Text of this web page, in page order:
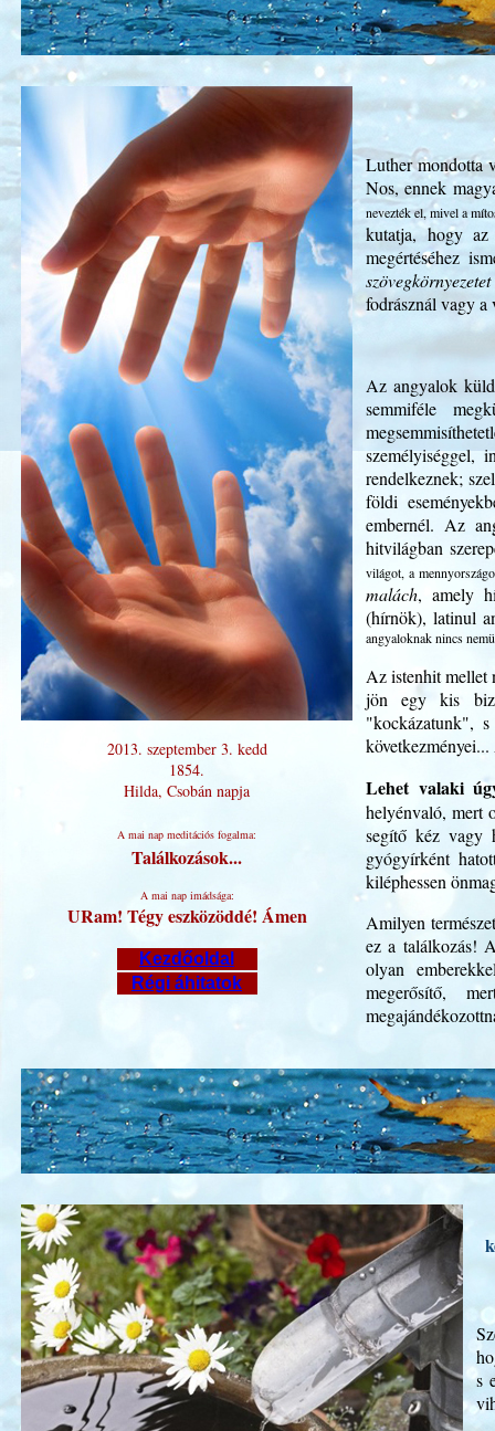
2013. szeptember 3. kedd
1854.
Hilda, Csobán napja
A mai nap meditációs fogalma:
Találkozások...
A mai nap imádsága:
URam! Tégy eszközöddé! Ámen
Kezdőoldal
Régi áhitatok
Luther mondotta
Nos, ennek
nevezték el, mivel a
kutatja, hogy
megértéséhez
szövegkörnyezetet
fodrásznál vagy a
Az angyalok
semmiféle
személyiséggel,
rendelkeznek;
földi
embernél. Az
hitvilágban
világot, a
malách, amely
(hírnök), latinul
angyaloknak nincs
Az istenhit mellet
jön egy kis
"kockázatunk",
Lehet valaki
helyénvaló, mert
segítő kéz vagy
gyógyírként
kiléphessen
Amilyen
ez a találkozás!
olyan
megerősítő,
s